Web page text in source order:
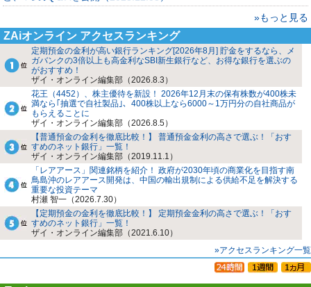
»もっと見る
ZAiオンライン アクセスランキング
定期預金の金利が高い銀行ランキング[2026年8月] 貯金をするなら、メ
ガバンクの3倍以上も高金利なSBI新生銀行など、お得な銀行を選ぶの
がおすすめ！
ザイ・オンライン編集部（2026.8.3）
花王（4452）、株主優待を新設！ 2026年12月末の保有株数が400株未
満なら｢抽選で自社製品｣、400株以上なら6000～1万円分の自社商品が
もらえることに
ザイ・オンライン編集部（2026.8.5）
【普通預金の金利を徹底比較！】 普通預金金利の高さで選ぶ！「おす
すめのネット銀行」一覧！
ザイ・オンライン編集部（2019.11.1）
「レアアース」関連銘柄を紹介！ 政府が2030年頃の商業化を目指す南
鳥島沖のレアアース開発は、中国の輸出規制による供給不足を解決する
重要な投資テーマ
村瀬 智一（2026.7.30）
【定期預金の金利を徹底比較！】 定期預金金利の高さで選ぶ！「おす
すめのネット銀行」一覧！
ザイ・オンライン編集部（2021.6.10）
»アクセスランキング一覧